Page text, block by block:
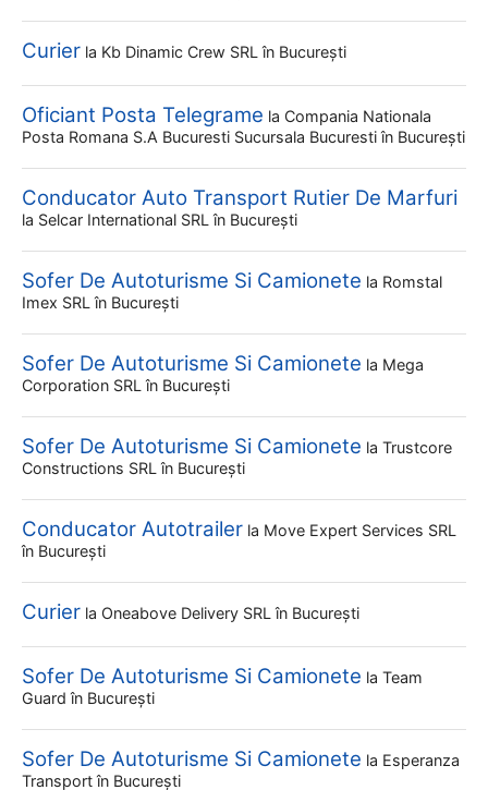
Curier la Kb Dinamic Crew SRL în București
Oficiant Posta Telegrame la Compania Nationala
Posta Romana S.a Bucuresti Sucursala Bucuresti în București
Conducator Auto Transport Rutier De Marfuri
la Selcar International SRL în București
Sofer De Autoturisme Si Camionete la Romstal
Imex SRL în București
Sofer De Autoturisme Si Camionete la Mega
Corporation SRL în București
Sofer De Autoturisme Si Camionete la Trustcore
Constructions SRL în București
Conducator Autotrailer la Move Expert Services SRL
în București
Curier la Oneabove Delivery SRL în București
Sofer De Autoturisme Si Camionete la Team
Guard în București
Sofer De Autoturisme Si Camionete la Esperanza
Transport în București